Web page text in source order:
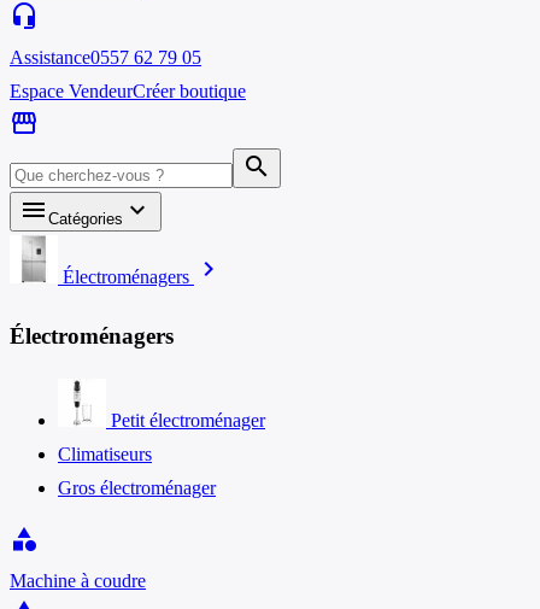
headset_mic
Assistance0557 62 79 05
Espace VendeurCréer boutique
storefront
search
menu Catégories keyboard_arrow_down
Électroménagers chevron_right
Électroménagers
Petit électroménager
Climatiseurs
Gros électroménager
category
Machine à coudre